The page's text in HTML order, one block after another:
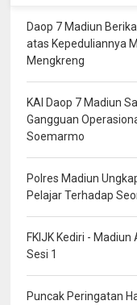
Daop 7 Madiun
atas Kepeduliannya
Mengkreng
KAI Daop 7 Madiun
Gangguan
Soemarmo
Polres Madiun
Pelajar Terhadap
FKIJK Kediri -
Sesi 1
Puncak Peringatan